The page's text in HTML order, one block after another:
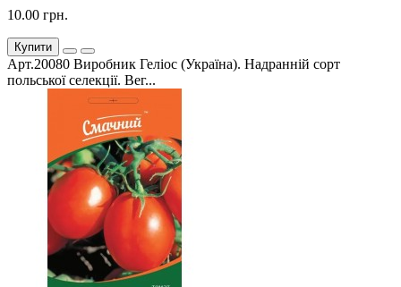
10.00 грн.
Купити
Арт.20080 Виробник Геліос (Україна). Надранній сорт
польської селекції. Вег...